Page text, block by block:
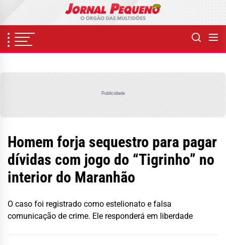
content
Publicidade
Homem forja sequestro para pagar
dívidas com jogo do “Tigrinho” no
interior do Maranhão
O caso foi registrado como estelionato e falsa
comunicação de crime. Ele responderá em liberdade